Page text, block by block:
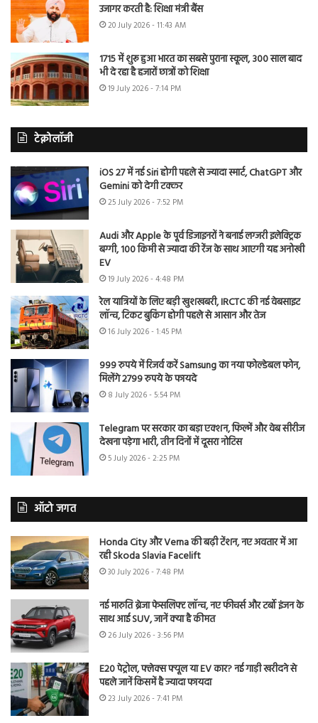
उजागर करती है: शिक्षा मंत्री बैंस
20 July 2026 - 11:43 AM
1715 में शुरू हुआ भारत का सबसे पुराना स्कूल, 300 साल बाद
भी दे रहा है हजारों छात्रों को शिक्षा
19 July 2026 - 7:14 PM
टेक्नोलॉजी
iOS 27 में नई Siri होगी पहले से ज्यादा स्मार्ट, ChatGPT और
Gemini को देगी टक्कर
25 July 2026 - 7:52 PM
Audi और Apple के पूर्व डिजाइनरों ने बनाई लग्जरी इलेक्ट्रिक
बग्गी, 100 किमी से ज्यादा की रेंज के साथ आएगी यह अनोखी
EV
19 July 2026 - 4:48 PM
रेल यात्रियों के लिए बड़ी खुशखबरी, IRCTC की नई वेबसाइट
लॉन्च, टिकट बुकिंग होगी पहले से आसान और तेज
16 July 2026 - 1:45 PM
999 रुपये में रिजर्व करें Samsung का नया फोल्डेबल फोन,
मिलेंगे 2799 रुपये के फायदे
8 July 2026 - 5:54 PM
Telegram पर सरकार का बड़ा एक्शन, फिल्में और वेब सीरीज
देखना पड़ेगा भारी, तीन दिनों में दूसरा नोटिस
5 July 2026 - 2:25 PM
ऑटो जगत
Honda City और Verna की बढ़ी टेंशन, नए अवतार में आ
रही Skoda Slavia Facelift
30 July 2026 - 7:48 PM
नई मारुति ब्रेजा फेसलिफ्ट लॉन्च, नए फीचर्स और टर्बो इंजन के
साथ आई SUV, जानें क्या है कीमत
26 July 2026 - 3:56 PM
E20 पेट्रोल, फ्लेक्स फ्यूल या EV कार? नई गाड़ी खरीदने से
पहले जानें किसमें है ज्यादा फायदा
23 July 2026 - 7:41 PM